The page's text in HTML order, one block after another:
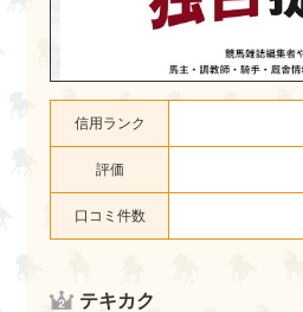
信用ランク
評価
口コミ件数
テキカク